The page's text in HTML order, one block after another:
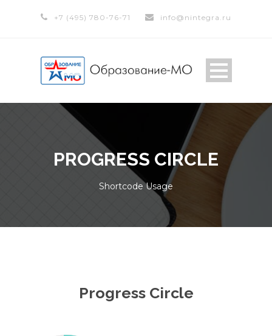
+7 (495) 780-76-71 info@nintegra.ru
PROGRESS CIRCLE
Shortcode Usage
Progress Circle